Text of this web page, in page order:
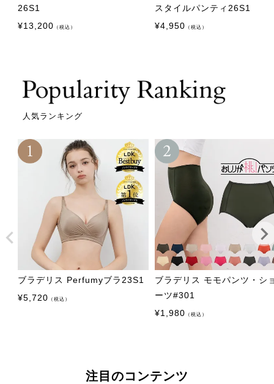
26S1
¥13,200 （税込）
スタイルパンティ26S1
¥4,950 （税込）
人気ランキング
ブラデリス Perfumyブラ23S1
¥5,720 （税込）
ブラデリス モモパンツ・シ
ーツ#301
¥1,980 （税込）
注目のコンテンツ